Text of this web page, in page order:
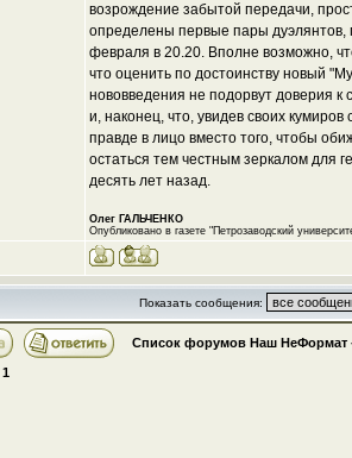
возрождение забытой передачи,
определены первые пары дуэлянтов,
февраля в 20.20. Вполне возможно,
что оценить по достоинству новый
нововведения не подорвут доверия к
и, наконец, что, увидев своих
правде в лицо вместо того, чтобы
остаться тем честным зеркалом для
десять лет назад.
Олег ГАЛЬЧЕНКО
Опубликовано в газете "Петрозаводский
Показать сообщения:
Список форумов Наш НеФормат
1